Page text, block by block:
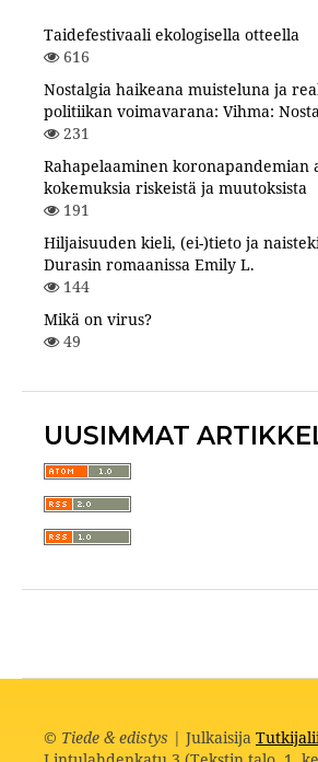
Taidefestivaali ekologisella otteella
616
Nostalgia haikeana muisteluna ja
politiikan voimavarana: Vihma:
231
Rahapelaaminen koronapandemian
kokemuksia riskeistä ja muutoksista
191
Hiljaisuuden kieli, (ei-)tieto ja
Durasin romaanissa Emily L.
144
Mikä on virus?
49
UUSIMMAT
© Tiede & edistys | Julkaisija